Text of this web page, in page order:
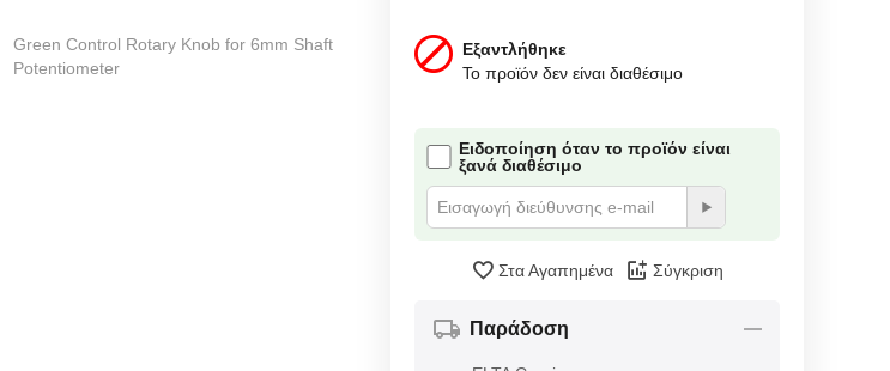
Green Control Rotary Knob for 6mm Shaft
Potentiometer
Εξαντλήθηκε
Το προϊόν δεν είναι διαθέσιμο
Ειδοποίηση όταν το προϊόν είναι
ξανά διαθέσιμο
Στα Αγαπημένα Σύγκριση
Παράδοση